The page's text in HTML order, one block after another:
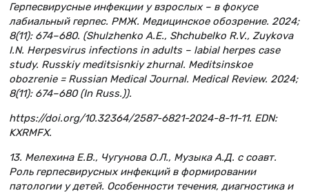
Герпесвирусные инфекции у взрослых – в фокусе
лабиальный герпес. РМЖ. Медицинское обозрение. 2024;
8(11): 674–680. (Shulzhenko A.E., Shchubelko R.V., Zuykova
I.N. Herpesvirus infections in adults – labial herpes case
study. Russkiy meditsisnkiy zhurnal. Meditsinskoe
obozrenie = Russian Medical Journal. Medical Review. 2024;
8(11): 674–680 (In Russ.)).
https://doi.org/10.32364/2587-6821-2024-8-11-11. EDN:
KXRMFX.
13. Мелехина Е.В., Чугунова О.Л., Музыка А.Д. с соавт.
Роль герпесвирусных инфекций в формировании
патологии у детей. Особенности течения, диагностика и